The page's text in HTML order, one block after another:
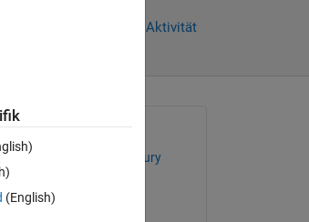
Anmelden, um Aktivität
Samiul Hayder Choudhury
7 Mai 2012
(English)